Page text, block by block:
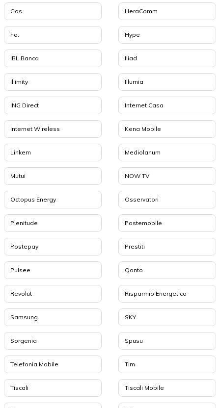
Gas HeraComm
ho. Hype
IBL Banca Iliad
Illimity Illumia
ING Direct Internet Casa
Internet Wireless Kena Mobile
Linkem Mediolanum
Mutui NOW TV
Octopus Energy Osservatori
Plenitude Postemobile
Postepay Prestiti
Pulsee Qonto
Revolut Risparmio Energetico
Samsung SKY
Sorgenia Spusu
Telefonia Mobile Tim
Tiscali Tiscali Mobile